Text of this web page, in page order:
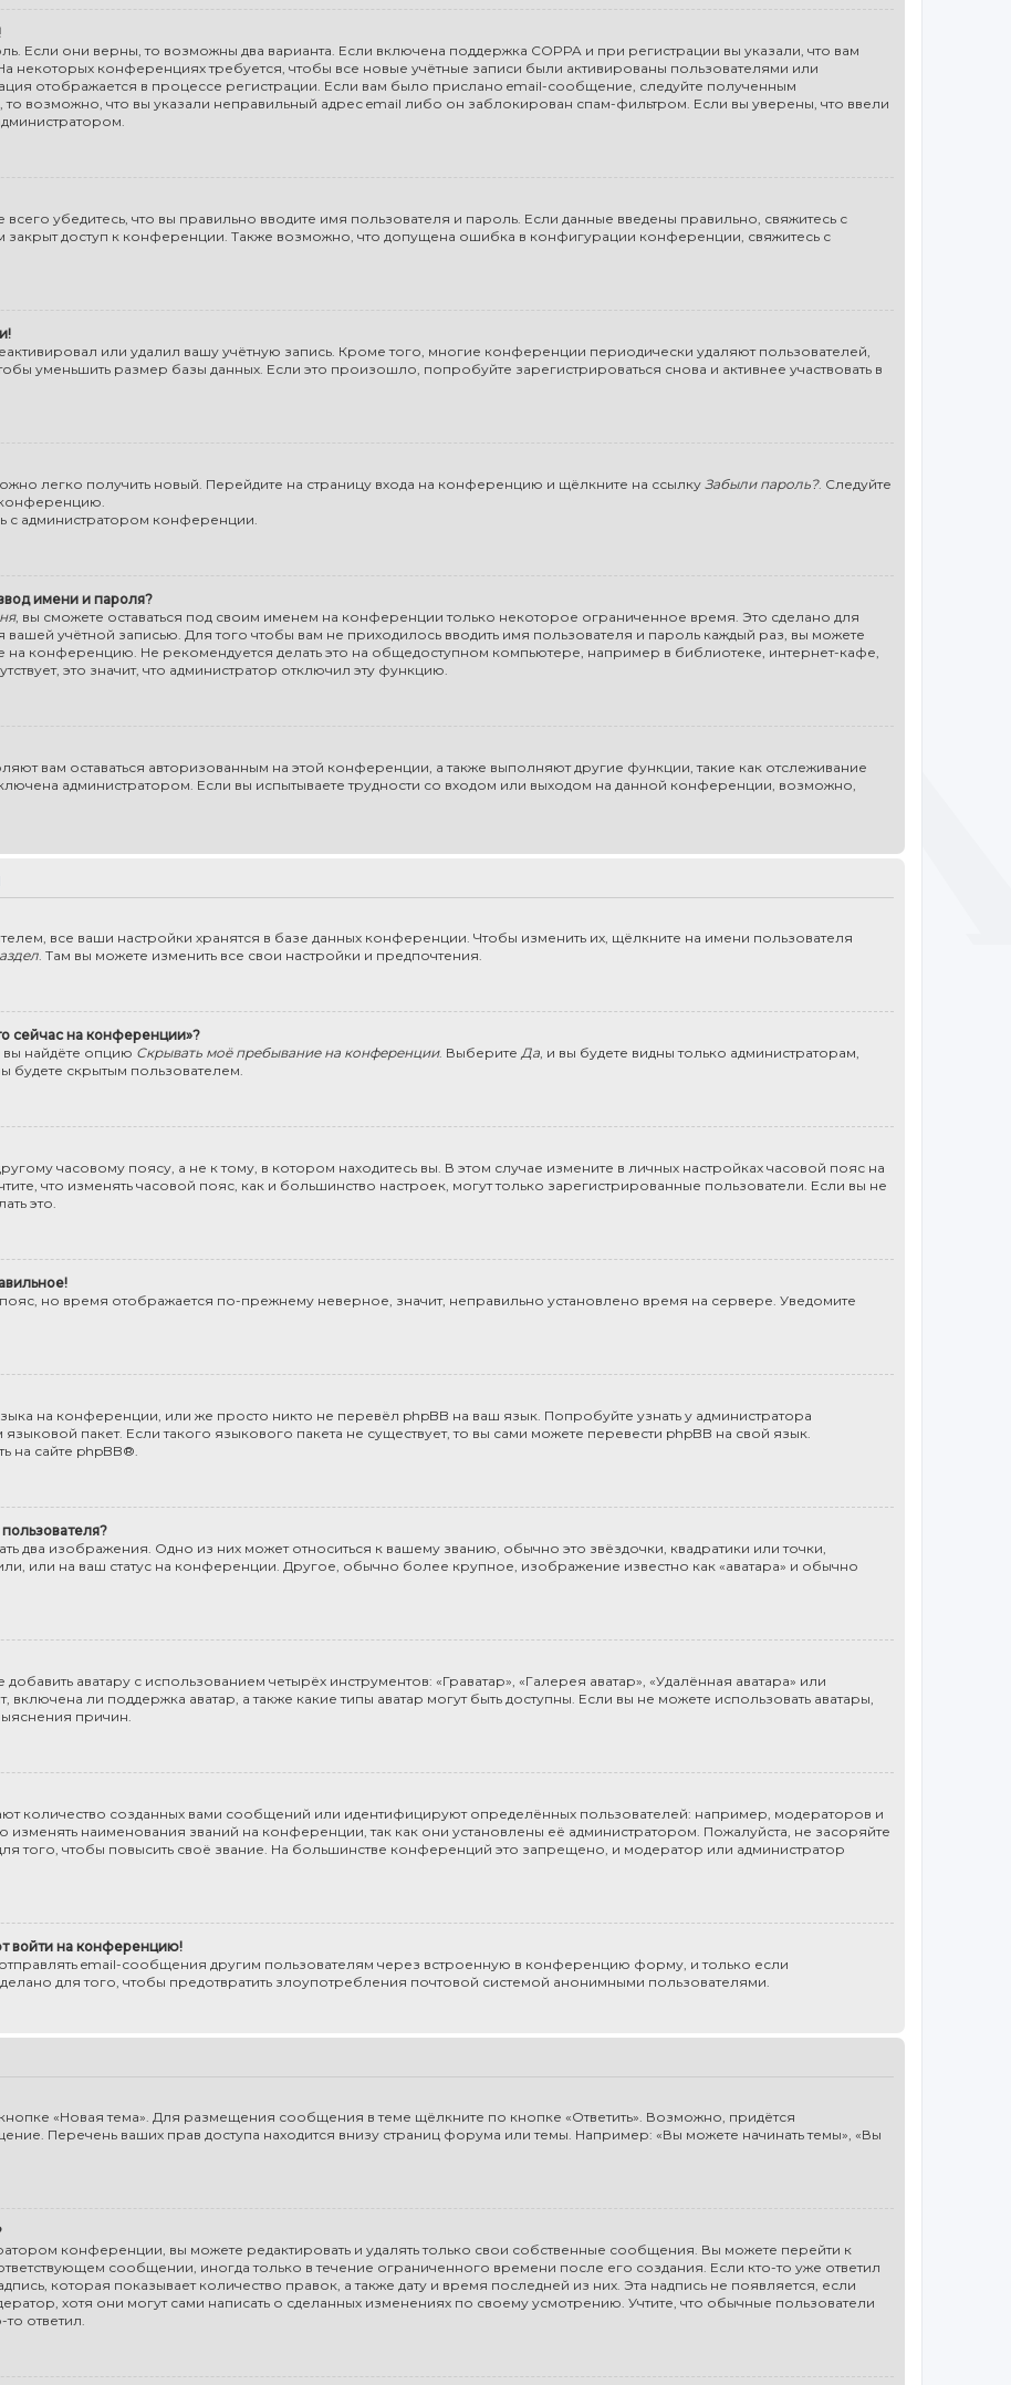
Если они верны, то возможны два варианта. Если включена поддержка COPPA и при регистрации вы указали, что вам
некоторых конференциях требуется, чтобы все новые учётные записи были активированы пользователями или
отображается в процессе регистрации. Если вам было прислано email-сообщение, следуйте полученным
возможно, что вы указали неправильный адрес email либо он заблокирован спам-фильтром. Если вы уверены, что ввели
убедитесь, что вы правильно вводите имя пользователя и пароль. Если данные введены правильно, свяжитесь с
закрыт доступ к конференции. Также возможно, что допущена ошибка в конфигурации конференции, свяжитесь с
или удалил вашу учётную запись. Кроме того, многие конференции периодически удаляют пользователей,
уменьшить размер базы данных. Если это произошло, попробуйте зарегистрироваться снова и активнее участвовать в
легко получить новый. Перейдите на страницу входа на конференцию и щёлкните на ссылку Забыли пароль?. Следуйте
с администратором конференции.
имени и пароля?
, вы сможете оставаться под своим именем на конференции только некоторое ограниченное время. Это сделано для
вашей учётной записью. Для того чтобы вам не приходилось вводить имя пользователя и пароль каждый раз, вы можете
на конференцию. Не рекомендуется делать это на общедоступном компьютере, например в библиотеке, интернет-кафе,
это значит, что администратор отключил эту функцию.
вам оставаться авторизованным на этой конференции, а также выполняют другие функции, такие как отслеживание
администратором. Если вы испытываете трудности со входом или выходом на данной конференции, возможно,
все ваши настройки хранятся в базе данных конференции. Чтобы изменить их, щёлкните на имени пользователя
. Там вы можете изменить все свои настройки и предпочтения.
сейчас на конференции»?
вы найдёте опцию Скрывать моё пребывание на конференции. Выберите Да , и вы будете видны только администраторам,
будете скрытым пользователем.
часовому поясу, а не к тому, в котором находитесь вы. В этом случае измените в личных настройках часовой пояс на
что изменять часовой пояс, как и большинство настроек, могут только зарегистрированные пользователи. Если вы не
это.
но время отображается по-прежнему неверное, значит, неправильно установлено время на сервере. Уведомите
на конференции, или же просто никто не перевёл phpBB на ваш язык. Попробуйте узнать у администратора
пакет. Если такого языкового пакета не существует, то вы сами можете перевести phpBB на свой язык.
на сайте phpBB®.
два изображения. Одно из них может относиться к вашему званию, обычно это звёздочки, квадратики или точки,
или на ваш статус на конференции. Другое, обычно более крупное, изображение известно как «аватара» и обычно
аватару с использованием четырёх инструментов: «Граватар», «Галерея аватар», «Удалённая аватара» или
включена ли поддержка аватар, а также какие типы аватар могут быть доступны. Если вы не можете использовать аватары,
причин.
количество созданных вами сообщений или идентифицируют определённых пользователей: например, модераторов и
наименования званий на конференции, так как они установлены её администратором. Пожалуйста, не засоряйте
чтобы повысить своё звание. На большинстве конференций это запрещено, и модератор или администратор
войти на конференцию!
email-сообщения другим пользователям через встроенную в конференцию форму, и только если
для того, чтобы предотвратить злоупотребления почтовой системой анонимными пользователями.
«Новая тема». Для размещения сообщения в теме щёлкните по кнопке «Ответить». Возможно, придётся
Перечень ваших прав доступа находится внизу страниц форума или темы. Например: «Вы можете начинать темы», «Вы
конференции, вы можете редактировать и удалять только свои собственные сообщения. Вы можете перейти к
сообщении, иногда только в течение ограниченного времени после его создания. Если кто-то уже ответил
которая показывает количество правок, а также дату и время последней из них. Эта надпись не появляется, если
хотя они могут сами написать о сделанных изменениях по своему усмотрению. Учтите, что обычные пользователи
ответил.